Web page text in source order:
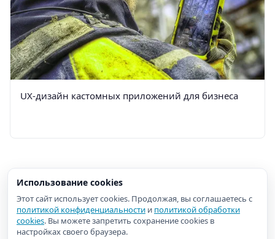
UX-дизайн кастомных приложений для бизнеса
Использование cookies
Этот сайт использует cookies. Продолжая, вы соглашаетесь с
политикой конфиденциальности и политикой обработки
cookies. Вы можете запретить сохранение cookies в
настройках своего браузера.